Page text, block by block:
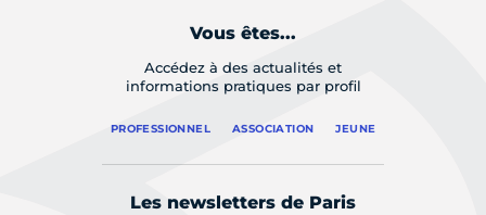
Vous êtes...
Accédez à des actualités et
informations pratiques par profil
PROFESSIONNEL ASSOCIATION JEUNE
Les newsletters de Paris